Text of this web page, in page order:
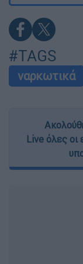
#TAGS
ναρκωτικά
Live όλες οι